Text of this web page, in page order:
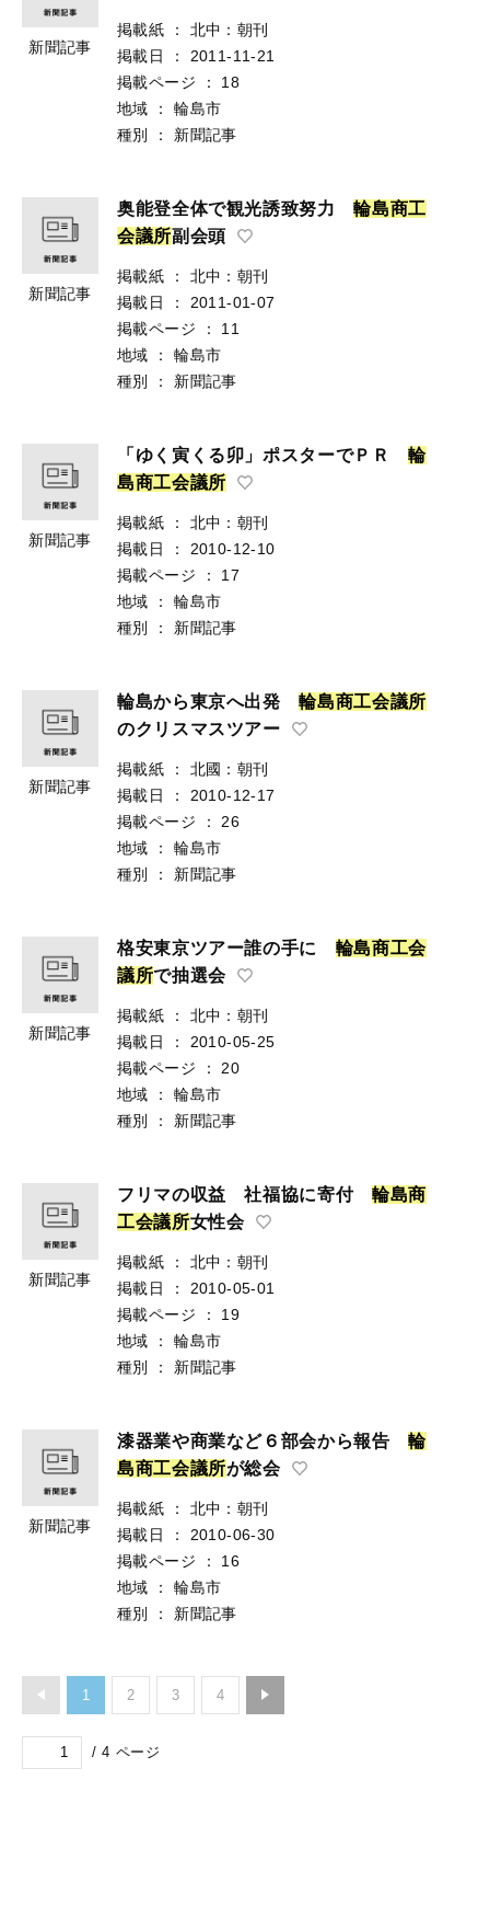
新聞記事
掲載紙 ：
北中：朝刊
掲載日
：
2011-11-21
掲載ページ
：
18
地域
：
輪島市
種別
： 新聞記事
新聞記事
奥能登全体で観光誘致努力輪島商工
会議所副会頭
掲載紙 ：
北中：朝刊
掲載日
：
2011-01-07
掲載ページ
：
11
地域
：
輪島市
種別
： 新聞記事
新聞記事
「ゆく寅くる卯」ポスターでＰＲ輪
島商工会議所
掲載紙 ：
北中：朝刊
掲載日
：
2010-12-10
掲載ページ
：
17
地域
：
輪島市
種別
： 新聞記事
新聞記事
輪島から東京へ出発輪島商工会議所
のクリスマスツアー
掲載紙 ：
北國：朝刊
掲載日
：
2010-12-17
掲載ページ
：
26
地域
：
輪島市
種別
： 新聞記事
新聞記事
格安東京ツアー誰の手に 輪島商工会
議所で抽選会
掲載紙 ：
北中：朝刊
掲載日
：
2010-05-25
掲載ページ
：
20
地域
：
輪島市
種別
： 新聞記事
新聞記事
フリマの収益 社福協に寄付 輪島商
工会議所女性会
掲載紙 ：
北中：朝刊
掲載日
：
2010-05-01
掲載ページ
：
19
地域
：
輪島市
種別
： 新聞記事
新聞記事
漆器業や商業など６部会から報告輪
島商工会議所が総会
掲載紙 ：
北中：朝刊
掲載日
：
2010-06-30
掲載ページ
：
16
地域
：
輪島市
種別
： 新聞記事
1 2 3 4
/ 4 ページ